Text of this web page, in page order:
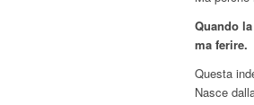
Quando
ma ferire.
Questa
Nasce